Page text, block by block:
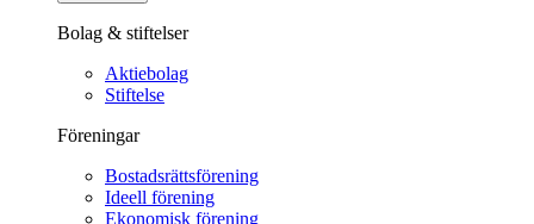
Bolag & stiftelser
Aktiebolag
Stiftelse
Föreningar
Bostadsrättsförening
Ideell förening
Ekonomisk förening